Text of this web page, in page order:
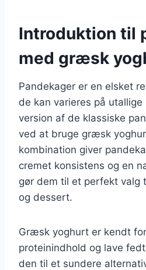
Introduktion til
med græsk
Pandekager er en elsket
de kan varieres på utallige
version af de klassiske
ved at bruge græsk
kombination giver
cremet konsistens og en
gør dem til et perfekt valg
og dessert.
Græsk yoghurt er kendt
proteinindhold og lave
den til et sundere